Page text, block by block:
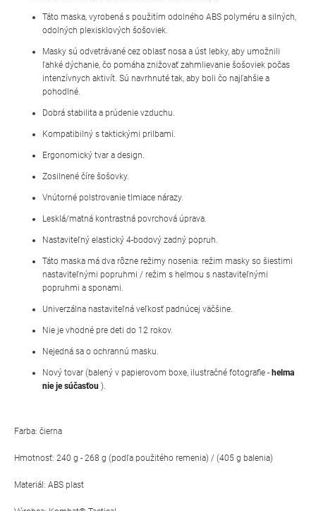
Táto maska, vyrobená s použitím odolného ABS polyméru a silných,
odolných plexisklových šošoviek.
Masky sú odvetrávané cez oblasť nosa a úst lebky, aby umožnili
ľahké dýchanie, čo pomáha znižovať zahmlievanie šošoviek počas
intenzívnych aktivít. Sú navrhnuté tak, aby boli čo najľahšie a
pohodlné.
Dobrá stabilita a prúdenie vzduchu.
Kompatibilný s taktickými prilbami.
Ergonomický tvar a design.
Zosilnené číre šošovky.
Vnútorné polstrovanie tlmiace nárazy.
Lesklá/matná kontrastná povrchová úprava.
Nastaviteľný elastický 4-bodový zadný popruh.
Táto maska má dva rôzne režimy nosenia: režim masky so šiestimi
nastaviteľnými popruhmi / režim s helmou s nastaviteľnými
popruhmi a sponami.
Univerzálna nastaviteľná veľkosť padnúcej väčšine.
Nie je vhodné pre deti do 12 rokov.
Nejedná sa o ochrannú masku.
Nový tovar (balený v papierovom boxe, ilustračné fotografie - helma
nie je súčasťou ).
Farba: čierna
Hmotnosť: 240 g - 268 g (podľa použitého remenia) / (405 g balenia)
Materiál: ABS plast